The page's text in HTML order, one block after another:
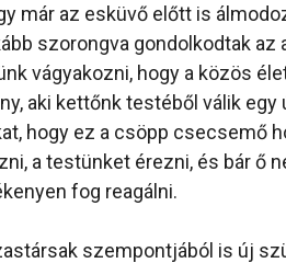
már az esküvő előtt is
szorongva gondolkodtak az
vágyakozni, hogy a közös
aki kettőnk testéből válik
hogy ez a csöpp csecsemő
a testünket érezni, és bár ő
fog reagálni.
szempontjából is új